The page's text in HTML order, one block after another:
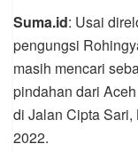
Suma.id: Usai
pengungsi
masih mencari
pindahan dari
di Jalan Cipta Sari,
2022.